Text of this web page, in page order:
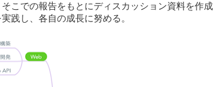
こでの報告をもとにディスカッション資料を作
践し、各自の成長に努める。